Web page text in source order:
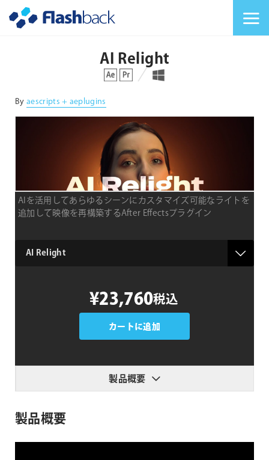
AI Relight
対応プラットフォーム 対応OS
By aescripts + aeplugins
AIを活用してあらゆるシーンにカスタマイズ可能なライトを
追加して映像を再構築するAfter Effectsプラグイン
type
¥23,760税込
カートに追加
製品概要
製品概要